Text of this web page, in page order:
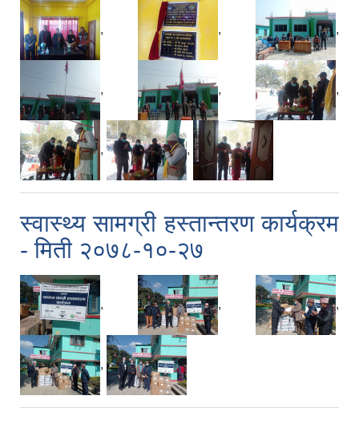
, , ,
, , ,
, ,
स्वास्थ्य सामग्री हस्तान्तरण कार्यक्रम
- मिती २०७८-१०-२७
, , ,
,